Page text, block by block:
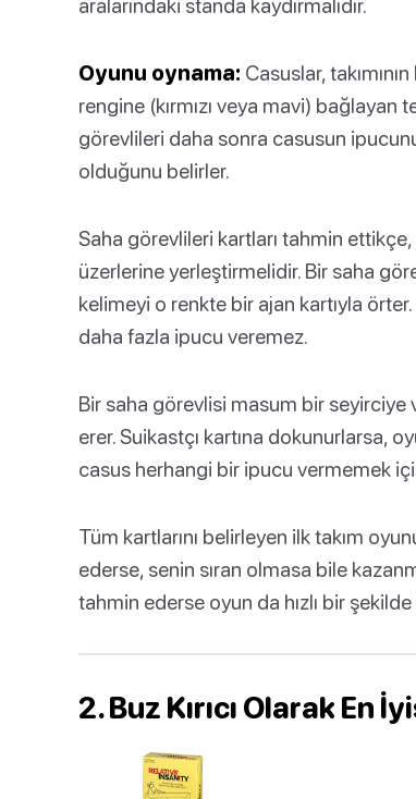
Oyunu oynama: Casuslar,
rengine (kırmızı veya mavi) bağlayan
görevlileri daha sonra casusun
olduğunu belirler.
Saha görevlileri kartları tahmin ettikçe,
üzerlerine yerleştirmelidir. Bir saha
kelimeyi o renkte bir ajan kartıyla
daha fazla ipucu veremez.
Bir saha görevlisi masum bir seyirciye
erer. Suikastçı kartına dokunurlarsa,
casus herhangi bir ipucu vermemek
Tüm kartlarını belirleyen ilk takım
ederse, senin sıran olmasa bile
tahmin ederse oyun da hızlı bir
2. Buz Kırıcı Olarak En